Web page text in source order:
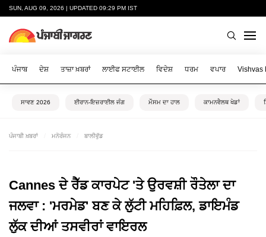
SUN, AUG 09, 2026 | UPDATED 09:29 PM IST
ਪੰਜਾਬ ਦੇਸ਼ ਤਾਜ਼ਾ ਖ਼ਬਰਾਂ ਲਾਈਫ ਸਟਾਈਲ ਵਿਦੇਸ਼ ਧਰਮ ਵਪਾਰ Vishvas
ਸਾਵਣ 2026 ਈਰਾਨ-ਇਜ਼ਰਾਈਲ ਜੰਗ ਮੌਸਮ ਦਾ ਹਾਲ ਕਾਮਨਵੈਲਥ ਖੇਡਾਂ
ਪੰਜਾਬੀ ਖ਼ਬਰਾਂ ਮਨੋਰੰਜਨ ਬਾਲੀਵੁੱਡ
Cannes ਦੇ ਰੈੱਡ ਕਾਰਪੇਟ 'ਤੇ ਉਰਵਸ਼ੀ ਰੌਤੇਲਾ ਦਾ
ਜਲਵਾ : 'ਮਰਮੇਡ' ਬਣ ਕੇ ਲੁੱਟੀ ਮਹਿਫ਼ਿਲ, ਡਾਇਮੰਡ
ਲੁੱਕ ਦੀਆਂ ਤਸਵੀਰਾਂ ਵਾਇਰਲ